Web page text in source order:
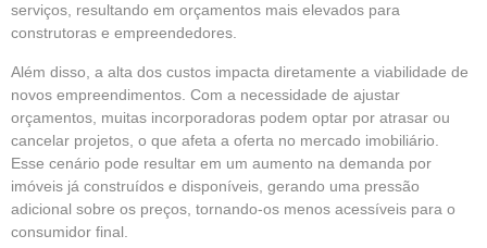
serviços, resultando em orçamentos mais elevados para
construtoras e empreendedores.
Além disso, a alta dos custos impacta diretamente a viabilidade de
novos empreendimentos. Com a necessidade de ajustar
orçamentos, muitas incorporadoras podem optar por atrasar ou
cancelar projetos, o que afeta a oferta no mercado imobiliário.
Esse cenário pode resultar em um aumento na demanda por
imóveis já construídos e disponíveis, gerando uma pressão
adicional sobre os preços, tornando-os menos acessíveis para o
consumidor final.